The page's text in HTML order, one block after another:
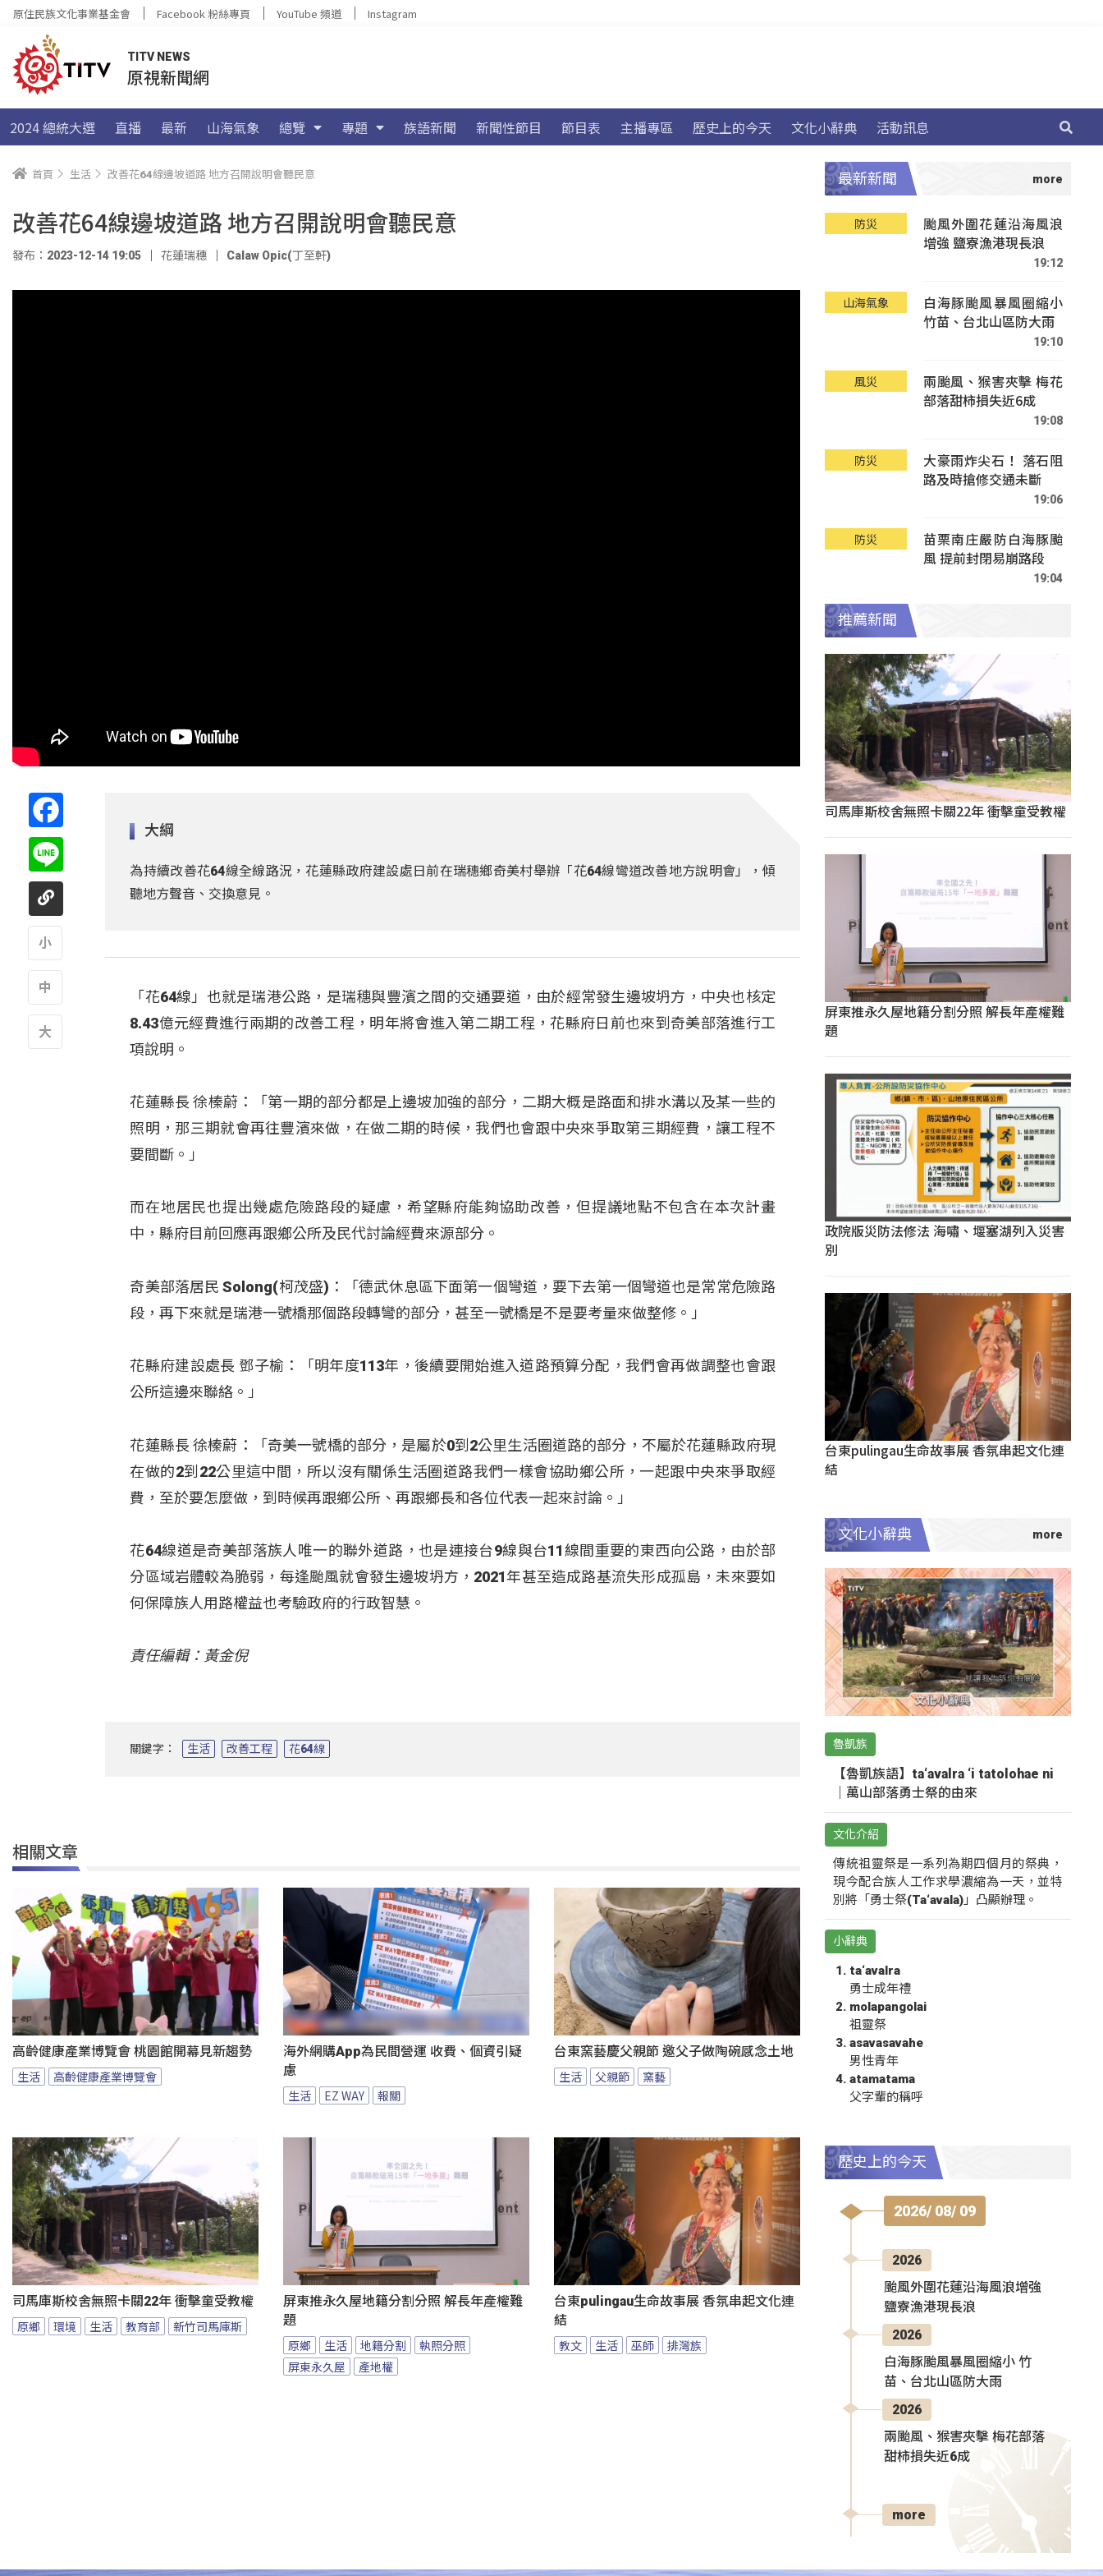
原住民族文化事業基金會 Facebook 粉絲專頁 YouTube 頻道 Instagram
TITV NEWS
原視新聞網
2024 總統大選 直播 最新 山海氣象 總覽 專題 族語新聞 新聞性節目 節目表 主播專區 歷史上的今天 文化小辭典 活動訊息
首頁 生活 改善花64線邊坡道路 地方召開說明會聽民意
改善花64線邊坡道路 地方召開說明會聽民意
發布：2023-12-14 19:05 花蓮瑞穗 Calaw Opic(丁至軒)
大綱
為持續改善花64線全線路況，花蓮縣政府建設處日前在瑞穗鄉奇美村舉辦「花64線彎道改善地方說明會」，傾
聽地方聲音、交換意見。
「花64線」也就是瑞港公路，是瑞穗與豐濱之間的交通要道，由於經常發生邊坡坍方，中央也核定
8.43億元經費進行兩期的改善工程，明年將會進入第二期工程，花縣府日前也來到奇美部落進行工
項說明。
花蓮縣長 徐榛蔚：「第一期的部分都是上邊坡加強的部分，二期大概是路面和排水溝以及某一些的
照明，那三期就會再往豐濱來做，在做二期的時候，我們也會跟中央來爭取第三期經費，讓工程不
要間斷。」
而在地居民也提出幾處危險路段的疑慮，希望縣府能夠協助改善，但提議地點不包含在本次計畫
中，縣府目前回應再跟鄉公所及民代討論經費來源部分。
奇美部落居民 Solong(柯茂盛)：「德武休息區下面第一個彎道，要下去第一個彎道也是常常危險路
段，再下來就是瑞港一號橋那個路段轉彎的部分，甚至一號橋是不是要考量來做整修。」
花縣府建設處長 鄧子榆：「明年度113年，後續要開始進入道路預算分配，我們會再做調整也會跟
公所這邊來聯絡。」
花蓮縣長 徐榛蔚：「奇美一號橋的部分，是屬於0到2公里生活圈道路的部分，不屬於花蓮縣政府現
在做的2到22公里這中間，所以沒有關係生活圈道路我們一樣會協助鄉公所，一起跟中央來爭取經
費，至於要怎麼做，到時候再跟鄉公所、再跟鄉長和各位代表一起來討論。」
花64線道是奇美部落族人唯一的聯外道路，也是連接台9線與台11線間重要的東西向公路，由於部
分區域岩體較為脆弱，每逢颱風就會發生邊坡坍方，2021年甚至造成路基流失形成孤島，未來要如
何保障族人用路權益也考驗政府的行政智慧。
責任編輯：黃金倪
關鍵字： 生活 改善工程 花64線
相關文章
高齡健康產業博覽會 桃園館開幕見新趨勢
生活 高齡健康產業博覽會
海外網購App為民間營運 收費、個資引疑
慮
生活 EZ WAY 報關
台東窯藝慶父親節 邀父子做陶碗感念土地
生活 父親節 窯藝
司馬庫斯校舍無照卡關22年 衝擊童受教權
原鄉 環境 生活 教育部 新竹司馬庫斯
屏東推永久屋地籍分割分照 解長年產權難
題
原鄉 生活 地籍分割
執照分照
屏東永久屋
產地權
台東pulingau生命故事展 香氛串起文化連
結
教文 生活 巫師 排灣族
最新新聞
防災
颱風外圍花蓮沿海風浪
增強 鹽寮漁港現長浪
19:12
山海氣象
白海豚颱風暴風圈縮小
竹苗、台北山區防大雨
19:10
風災
兩颱風、猴害夾擊 梅花
部落甜柿損失近6成
19:08
防災
大豪雨炸尖石！ 落石阻
路及時搶修交通未斷
19:06
防災
苗栗南庄嚴防白海豚颱
風 提前封閉易崩路段
19:04
推薦新聞
司馬庫斯校舍無照卡關22年 衝擊童受教權
屏東推永久屋地籍分割分照 解長年產權難
題
政院版災防法修法 海嘯、堰塞湖列入災害
別
台東pulingau生命故事展 香氛串起文化連
結
文化小辭典
魯凱族
【魯凱族語】ta‘avalra ‘i tatolohae ni
｜萬山部落勇士祭的由來
文化介紹
傳統祖靈祭是一系列為期四個月的祭典，
現今配合族人工作求學濃縮為一天，並特
別將「勇士祭(Ta‘avala)」凸顯辦理。
小辭典
ta‘avalra
勇士成年禮
molapangolai
祖靈祭
asavasavahe
男性青年
atamatama
父字輩的稱呼
歷史上的今天
2026/ 08/ 09
2026
颱風外圍花蓮沿海風浪增強
鹽寮漁港現長浪
2026
白海豚颱風暴風圈縮小 竹
苗、台北山區防大雨
2026
兩颱風、猴害夾擊 梅花部落
甜柿損失近6成
more